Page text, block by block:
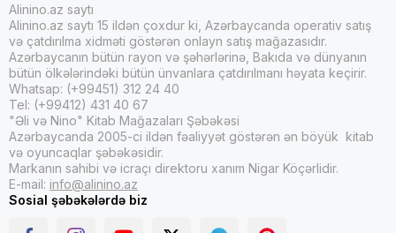
Alinino.az saytı
Alinino.az saytı 15 ildən çoxdur ki, Azərbaycanda operativ satış
və çatdırılma xidməti göstərən onlayn satış mağazasıdır.
Azərbaycanın bütün rayon və şəhərlərinə, Bakıda və dünyanın
bütün ölkələrindəki bütün ünvanlara çatdırılmanı həyata keçirir.
Whatsap: (+99451) 312 24 40
Tel: (+99412) 431 40 67
"Əli və Nino" Kitab Mağazaları Şəbəkəsi
Azərbaycanda 2005-ci ildən fəaliyyət göstərən ən böyük kitab
və oyuncaqlar şəbəkəsidir.
Markanın sahibi və icraçı direktoru xanım Nigar Köçərlidir.
E-mail: info@alinino.az
Sosial şəbəkələrdə biz